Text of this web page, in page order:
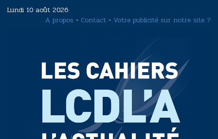
Lundi 10 août 2026
A propos - Contact - Votre publicité sur notre site ?